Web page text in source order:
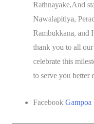
Rathnayake,And
Nawalapitiya,
Rambukkana, and
thank you to all
celebrate this
to serve you better
Facebook Gampoa